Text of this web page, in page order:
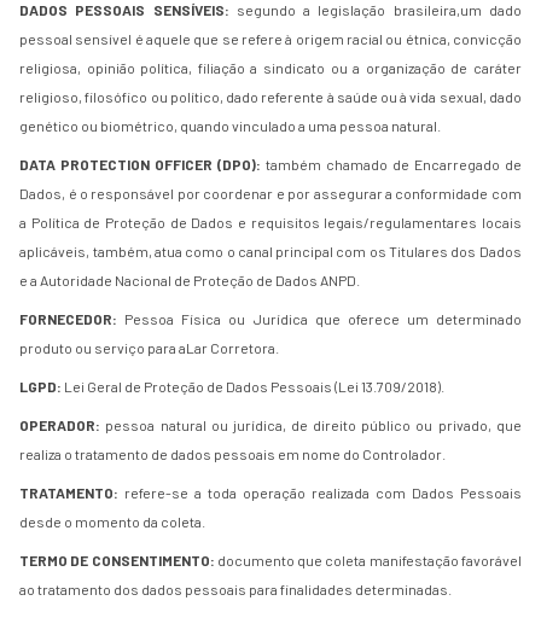
DADOS PESSOAIS SENSÍVEIS: segundo a legislação brasileira,um dado
pessoal sensível é aquele que se refere à origem racial ou étnica, convicção
religiosa, opinião política, filiação a sindicato ou a organização de caráter
religioso, filosófico ou político, dado referente à saúde ou à vida sexual, dado
genético ou biométrico, quando vinculado a uma pessoa natural.
DATA PROTECTION OFFICER (DPO): também chamado de Encarregado de
Dados, é o responsável por coordenar e por assegurar a conformidade com
a Política de Proteção de Dados e requisitos legais/regulamentares locais
aplicáveis, também, atua como o canal principal com os Titulares dos Dados
e a Autoridade Nacional de Proteção de Dados ANPD.
FORNECEDOR: Pessoa Física ou Jurídica que oferece um determinado
produto ou serviço para aLar Corretora.
LGPD: Lei Geral de Proteção de Dados Pessoais (Lei 13.709/2018).
OPERADOR: pessoa natural ou jurídica, de direito público ou privado, que
realiza o tratamento de dados pessoais em nome do Controlador.
TRATAMENTO: refere-se a toda operação realizada com Dados Pessoais
desde o momento da coleta.
TERMO DE CONSENTIMENTO: documento que coleta manifestação favorável
ao tratamento dos dados pessoais para finalidades determinadas.